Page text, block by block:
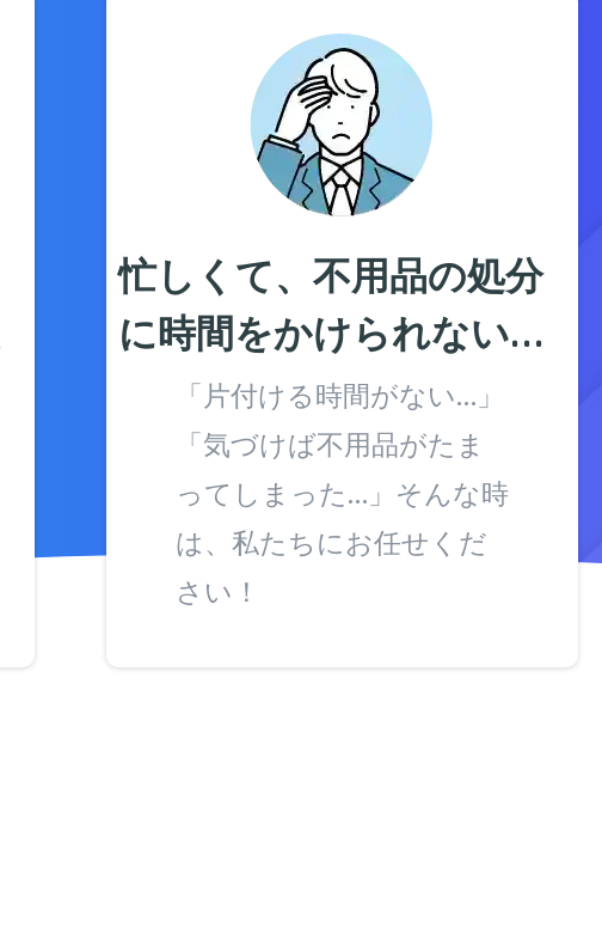
忙しくて、不用品の処分
に時間をかけられない…
「片付ける時間がない…」
「気づけば不用品がたま
ってしまった…」そんな時
は、私たちにお任せくだ
さい！